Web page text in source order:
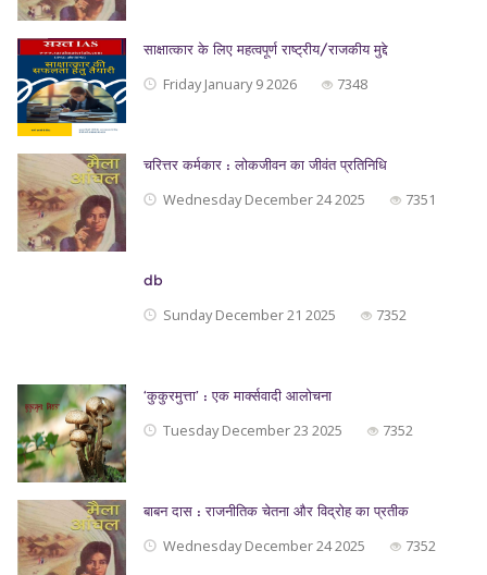
साक्षात्कार के लिए महत्वपूर्ण राष्ट्रीय/राजकीय मुद्दे
Friday January 9 2026 7348
चरित्तर कर्मकार : लोकजीवन का जीवंत प्रतिनिधि
Wednesday December 24 2025 7351
db
Sunday December 21 2025 7352
‘कुकुरमुत्ता’ : एक मार्क्सवादी आलोचना
Tuesday December 23 2025 7352
बाबन दास : राजनीतिक चेतना और विद्रोह का प्रतीक
Wednesday December 24 2025 7352